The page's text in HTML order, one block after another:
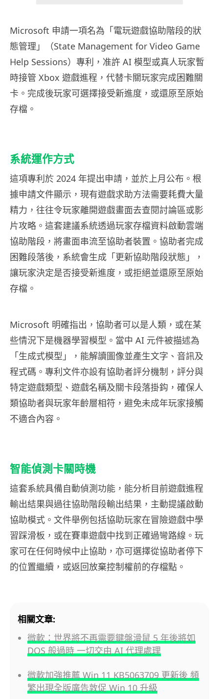
Microsoft 申請一項名為「電玩遊戲協助階段的狀
態管理」（State Management for Video Game
Help Sessions）專利，准許 AI 模型或真人玩家暫
時接管 Xbox 遊戲進程，代替卡關玩家完成困難關
卡。完成後玩家可選擇接受新進度，或還原至原始
存檔。
系統運作方式
這項專利於 2024 年提出申請，並於上月公布。根
據申請文件顯示，現有遊戲求助方法需要耗費大量
精力，往往令玩家離開遊戲畫面去查閱討論區或影
片攻略。這套建議系統透過玩家存檔資料啟動雲端
協助階段，將畫面串流至協助者裝置。協助者完成
困難段落後，系統會生成「更新協助階段狀態」，
讓玩家決定是否接受新進度，或拒絕並還原至原始
存檔。
Microsoft 明確指出，協助者可以是人類，或在某
些情況下是機器學習模型。當中 AI 元件被描述為
「生成式模型」，能解讀圖像並產生文字、音訊及
程式碼。專利文件亦設有協助者評分機制，評分與
特定遊戲類型、遊戲名稱及關卡段落掛鈎，確保人
類協助者與玩家年齡層相符，避免未成年玩家接觸
不適合內容。
智能偵測卡關時機
這套系統具備自動偵測功能，能分析目前遊戲進程
輸出結果與過往協助階段輸出結果，主動提議啟動
協助模式。文件舉例包括協助玩家在冒險遊戲中學
習踩滑板，或在賽車遊戲中找到正確過彎路線。玩
家可在任何時候中止協助，亦可選擇從協助者停下
的位置繼續，或返回放棄控制權前的存檔點。
相關文章:
微軟：世界將不再需要鍵盤滑鼠 5 年後將如
DOS 般過時 一切交由 AI 代理處理
微軟加強推薦 Win 11 KB5063709 更新後 頻
繁出現全版廣告敦促 Win 10 升級